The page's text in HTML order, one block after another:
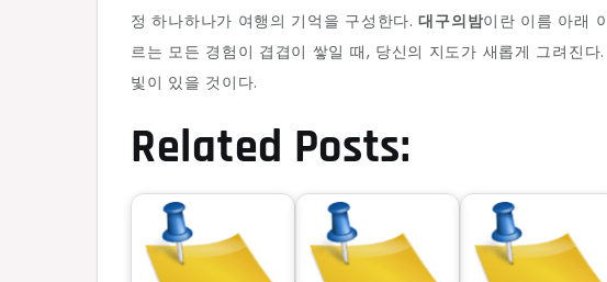
정 하나하나가 여행의 기억을 구성한다.대구의밤이란 이름 아래
르는 모든 경험이 겹겹이 쌓일 때, 당신의 지도가 새롭게 그려진
빛이 있을 것이다.
Related Posts: